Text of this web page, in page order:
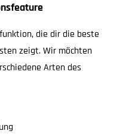
die dir die beste
zeigt. Wir möchten
Arten des